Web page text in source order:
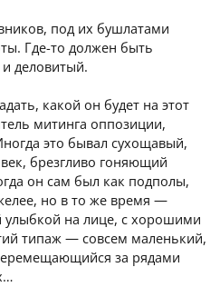
под их бушлатами
Где-то должен быть
деловитый.
какой он будет на этот
митинга оппозиции,
это бывал сухощавый,
брезгливо гоняющий
он сам был как подполы,
но в то же время —
улыбкой на лице, с хорошими
типаж — совсем маленький,
за рядами